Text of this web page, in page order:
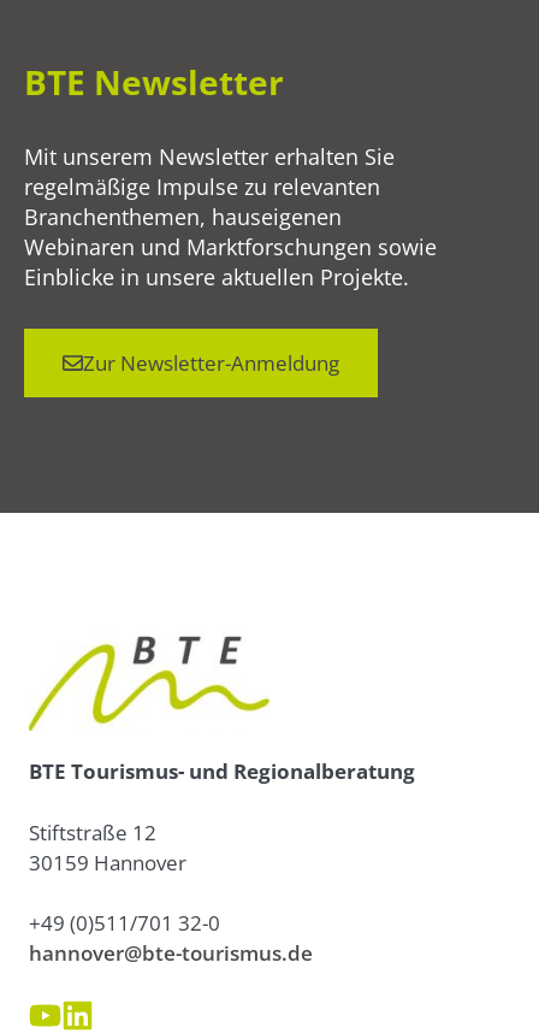
BTE Newsletter
Mit unserem Newsletter erhalten Sie
regelmäßige Impulse zu relevanten
Branchenthemen, hauseigenen
Webinaren und Marktforschungen sowie
Einblicke in unsere aktuellen Projekte.
Zur Newsletter-Anmeldung
BTE Tourismus- und Regionalberatung
Stiftstraße 12
30159 Hannover
+49 (0)511/701 32-0
hannover@bte-tourismus.de